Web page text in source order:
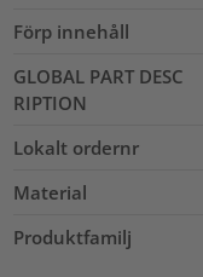
Förp innehåll
GLOBAL PART DESC
RIPTION
Lokalt ordernr
Material
Produktfamilj